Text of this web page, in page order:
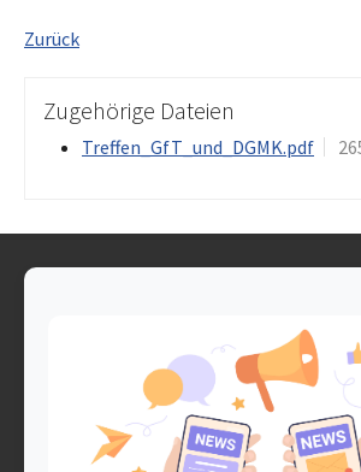
Zurück
Zugehörige Dateien
Treffen_GfT_und_DGMK.pdf